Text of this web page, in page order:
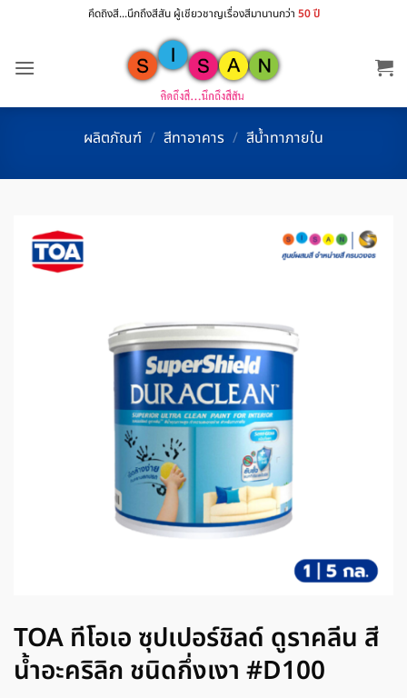
เนื้อหา
คึดถิงสี...นึกถึงสีสัน ผู้เชียวชาญเรื่องสีมานานกว่า 50 ปี
ผลิตภัณฑ์ / สีทาอาคาร / สีน้ำทาภายใน
TOA ทีโอเอ ซุปเปอร์ชิลด์ ดูราคลีน สี
น้ำอะคริลิก ชนิดกึ่งเงา #D100